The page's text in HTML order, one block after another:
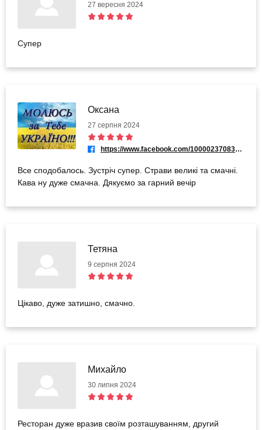
27 вересня 2024
Супер
Оксана
27 серпня 2024
https://www.facebook.com/100002370833456
Все сподобалось. Зустріч супер. Страви великі та смачні.
Кава ну дуже смачна. Дякуємо за гарний вечір
Тетяна
9 серпня 2024
Цікаво, дуже затишно, смачно.
Михайло
30 липня 2024
Ресторан дуже вразив своїм розташуванням, другий